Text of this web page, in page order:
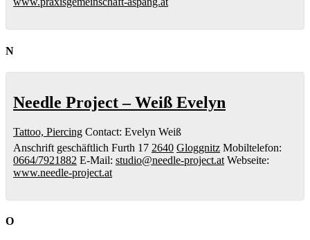
N
Needle Project – Weiß Evelyn
Tattoo, Piercing Contact: Evelyn Weiß
Anschrift geschäftlich Furth 17 2640 Gloggnitz Mobiltelefon:
0664/7921882 E-Mail: studio@needle-project.at Webseite:
www.needle-project.at
O